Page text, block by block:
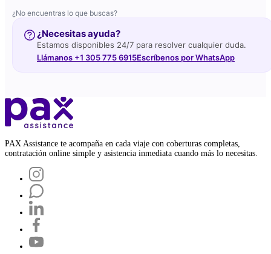
¿No encuentras lo que buscas?
¿Necesitas ayuda?
Estamos disponibles 24/7 para resolver cualquier duda.
Llámanos +1 305 775 6915Escríbenos por WhatsApp
PAX Assistance te acompaña en cada viaje con coberturas completas,
contratación online simple y asistencia inmediata cuando más lo necesitas.